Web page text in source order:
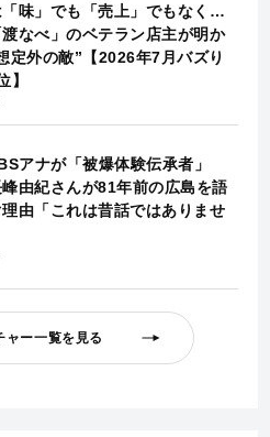
「味」でも「売上」でもなく…
なべ」のベテラン店主が明か
定外の敵”【2026年7月バズり
】
アナが「被爆体験伝承者」
峰由紀さんが81年前の広島を語
理由「これは昔話ではありませ
ャー一覧を見る